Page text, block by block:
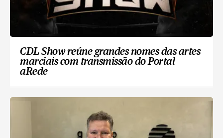
CDL Show reúne grandes nomes das artes
marciais com transmissão do Portal
aRede